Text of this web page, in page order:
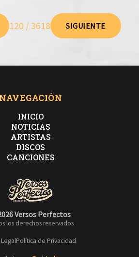
120 / 3618 SIGUIENTE
NAVEGACIÓN
INICIO
NOTICIAS
ARTISTAS
DISCOS
CANCIONES
Versos Perfectos
los derechos reservados
Política de Privacidad